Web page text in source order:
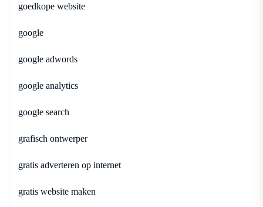
goedkope website
google
google adwords
google analytics
google search
grafisch ontwerper
gratis adverteren op internet
gratis website maken